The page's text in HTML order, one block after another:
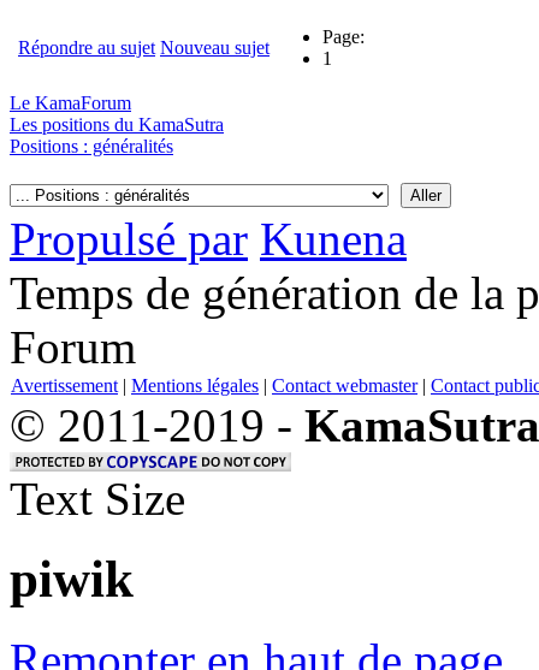
Répondre au sujet Nouveau sujet
Page:
1
Le KamaForum
Les positions du KamaSutra
Positions : généralités
Propulsé par Kunena
Temps de génération de la
Forum
Avertissement | Mentions légales | Contact webmaster| Contact
© 2011-2019 -
Text Size
piwik
Remonter en haut de page